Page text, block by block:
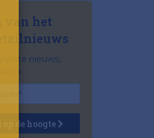
van het
nieuws,
op de hoogte